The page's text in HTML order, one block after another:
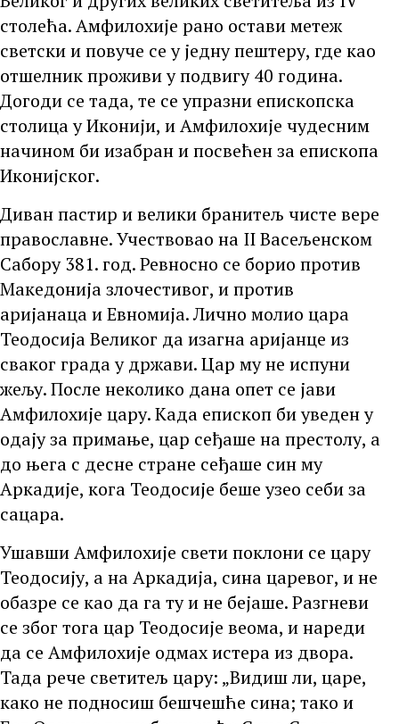
столећа. Амфилохије рано остави метеж
светски и повуче се у једну пештеру, где као
отшелник проживи у подвигу 40 година.
Догоди се тада, те се упразни епископска
столица у Иконији, и Амфилохије чудесним
начином би изабран и посвећен за епископа
Иконијског.
Диван пастир и велики бранитељ чисте вере
православне. Учествовао на II Васељенском
Сабору 381. год. Ревносно се борио против
Македонија злочестивог, и против
аријанаца и Евномија. Лично молио цара
Теодосија Великог да изагна аријанце из
сваког града у држави. Цар му не испуни
жељу. После неколико дана опет се јави
Амфилохије цару. Када епископ би уведен у
одају за примање, цар сеђаше на престолу, а
до њега с десне стране сеђаше син му
Аркадије, кога Теодосије беше узео себи за
сацара.
Ушавши Амфилохије свети поклони се цару
Теодосију, а на Аркадија, сина царевог, и не
обазре се као да га ту и не бејаше. Разгневи
се због тога цар Теодосије веома, и нареди
да се Амфилохије одмах истера из двора.
Тада рече светитељ цару: „Видиш ли, царе,
како не подносиш бешчешће сина; тако и